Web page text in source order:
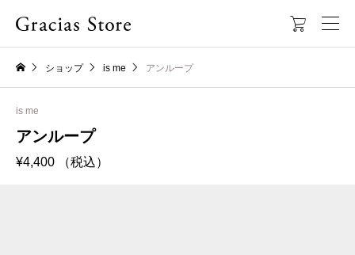

ショップ is me アンループ
is me
アンループ
¥4,400 （税込）